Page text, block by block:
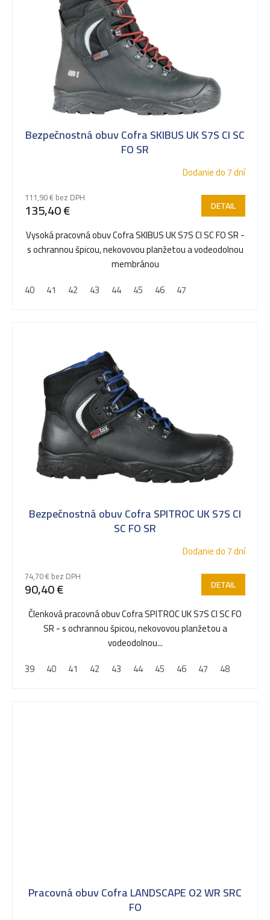
Bezpečnostná obuv Cofra SKIBUS UK S7S CI SC
FO SR
Dodanie do 7 dní
111,90 € bez DPH
135,40 € DETAIL
Vysoká pracovná obuv Cofra SKIBUS UK S7S CI SC FO SR -
s ochrannou špicou, nekovovou planžetou a vodeodolnou
membránou
40
41 42 43 44 45 46 47
Bezpečnostná obuv Cofra SPITROC UK S7S CI
SC FO SR
Dodanie do 7 dní
74,70 € bez DPH
90,40 € DETAIL
Členková pracovná obuv Cofra SPITROC UK S7S CI SC FO
SR - s ochrannou špicou, nekovovou planžetou a
vodeodolnou...
39
40 41 42 43 44 45 46 47 48
Pracovná obuv Cofra LANDSCAPE O2 WR SRC
FO